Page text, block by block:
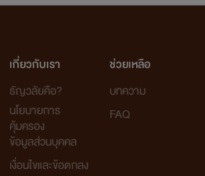
เกี่ยวกับเรา
ธัญวลัยคือ?
นโยบายการ
คุ้มครอง
ข้อมูลส่วนบุคคล
เงื่อนไขและข้อตกลง
ช่วยเหลือ
บทความ
FAQ